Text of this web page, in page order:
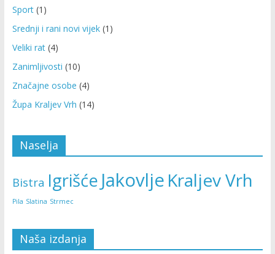
Sport(1)
Srednji i rani novi vijek(1)
Veliki rat(4)
Zanimljivosti (10)
Značajne osobe (4)
Župa Kraljev Vrh (14)
Naselja
Bistra Igrišće Jakovlje Kraljev Vrh
Pila Slatina Strmec
Naša izdanja